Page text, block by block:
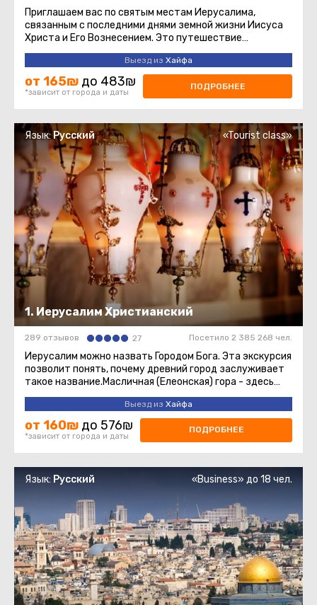
Приглашаем вас по святым местам Иерусалима,
связанным с последними днями земной жизни Иисуса
Христа и Его Вознесением. Это путешествие
наполнено духовным смыслом ...
Выезд из Хайфа
от 165₪ до 483₪
*зависит от города и даты
ПОДРОБНЕЕ
1. Иерусалим Христианский
Язык:Русский «Tourist class»
289 отзывов 27 Посетило 2 385 268 чел.
Иерусалим можно назвать Городом Бога. Эта экскурсия
позволит понять, почему древний город заслуживает
такое название.Масличная (Елеонская) гора - здесь
нас ждёт восхитительный ...
Выезд из Хайфа
от 160₪ до 576₪
*зависит от города и даты
ПОДРОБНЕЕ
Язык: Русский «Business» до 18 чел.